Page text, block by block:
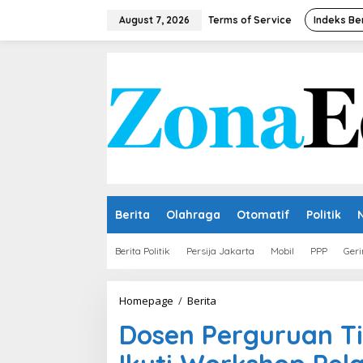
August 7, 2026 Terms of Service Indeks
Berita Olahraga Otomatif Politik
Berita Politik Persija Jakarta Mobil PPP
Homepage / Berita
Tinggi
Negeri
dan
Dosen Perguruan